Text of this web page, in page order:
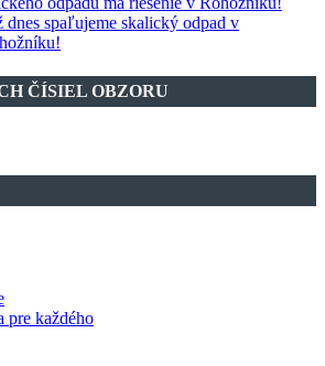
dnes spaľujeme skalický odpad v
ČÍSIEL OBZORU
pre každého